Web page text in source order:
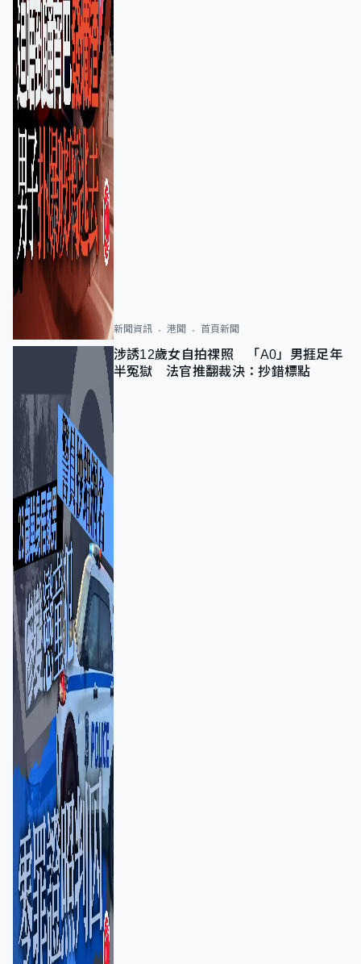
新聞資訊 港聞 首頁新聞
涉誘12歲女自拍祼照 「A0」男捱足年
半冤獄 法官推翻裁決：抄錯標點